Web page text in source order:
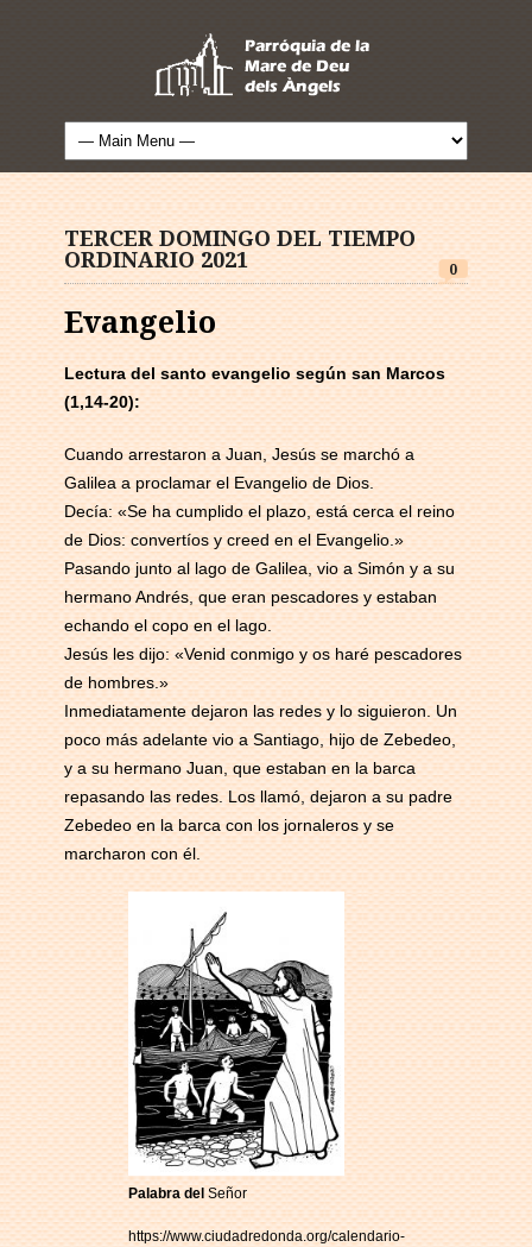
TERCER DOMINGO DEL TIEMPO
ORDINARIO 2021
0
Evangelio
Lectura del santo evangelio según san Marcos
(1,14-20):
Cuando arrestaron a Juan, Jesús se marchó a
Galilea a proclamar el Evangelio de Dios.
Decía: «Se ha cumplido el plazo, está cerca el reino
de Dios: convertíos y creed en el Evangelio.»
Pasando junto al lago de Galilea, vio a Simón y a su
hermano Andrés, que eran pescadores y estaban
echando el copo en el lago.
Jesús les dijo: «Venid conmigo y os haré pescadores
de hombres.»
Inmediatamente dejaron las redes y lo siguieron. Un
poco más adelante vio a Santiago, hijo de Zebedeo,
y a su hermano Juan, que estaban en la barca
repasando las redes. Los llamó, dejaron a su padre
Zebedeo en la barca con los jornaleros y se
marcharon con él.
Palabra delSeñor
https://www.ciudadredonda.org/calendario-